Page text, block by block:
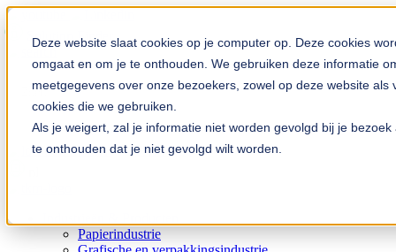
Deze website slaat cookies op je computer op. Deze cookies
omgaat en om je te onthouden. We gebruiken deze informatie
meetgegevens over onze bezoekers, zowel op deze website
cookies die we gebruiken.
Als je weigert, zal je informatie niet worden gevolgd bij je
te onthouden dat je niet gevolgd wilt worden.
Solution Finder
TKM App
Papierindustrie